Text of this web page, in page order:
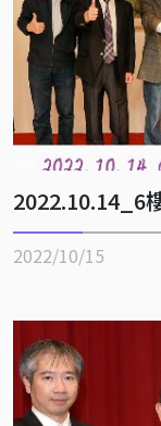
2022.10.14_6
2022/10/15